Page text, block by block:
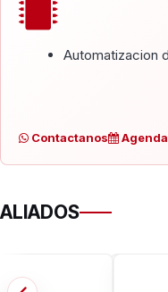
Automatizacion
Contactanos
ALIADOS